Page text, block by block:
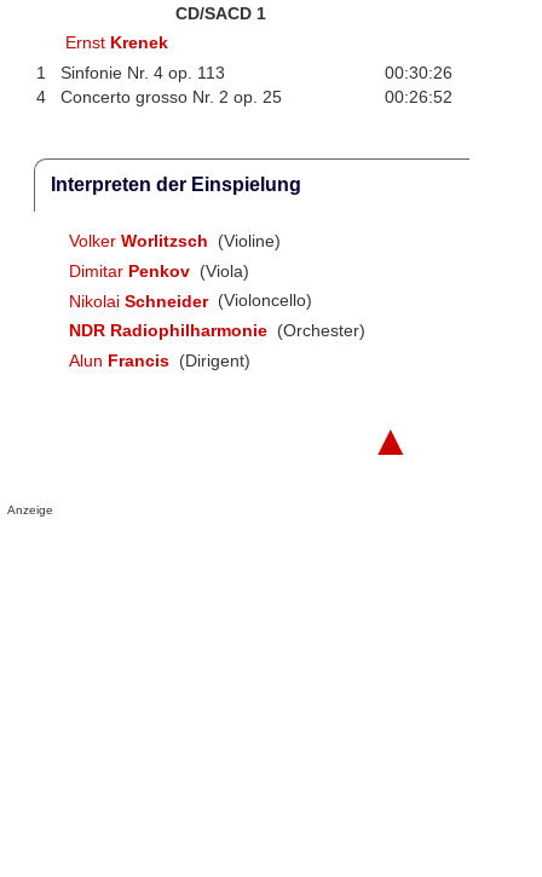
CD/SACD 1
Ernst Krenek
1
Sinfonie Nr. 4 op. 113
00:30:26
4
Concerto grosso Nr. 2 op. 25 00:26:52
Interpreten der Einspielung
Volker Worlitzsch
(Violine)
Dimitar Penkov (Viola)
Nikolai Schneider (Violoncello)
NDR Radiophilharmonie (Orchester)
Alun Francis (Dirigent)
▲
Anzeige